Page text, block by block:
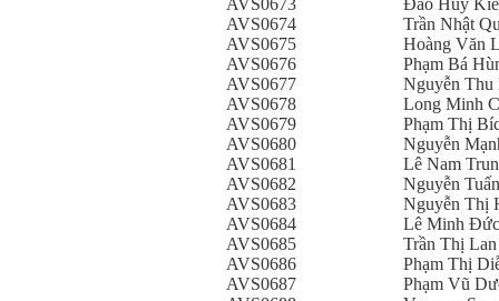
AVS0673
Đào Huy
AVS0674
Trần Nhật
AVS0675
Hoàng Văn
AVS0676
Phạm Bá
AVS0677
Nguyễn Thu
AVS0678
Long Minh
AVS0679
Phạm Thị
AVS0680
Nguyễn
AVS0681
Lê Nam
AVS0682
Nguyễn
AVS0683
Nguyễn Thị
AVS0684
Lê Minh Đức
AVS0685
Trần Thị
AVS0686
Phạm Thị
AVS0687
Phạm Vũ